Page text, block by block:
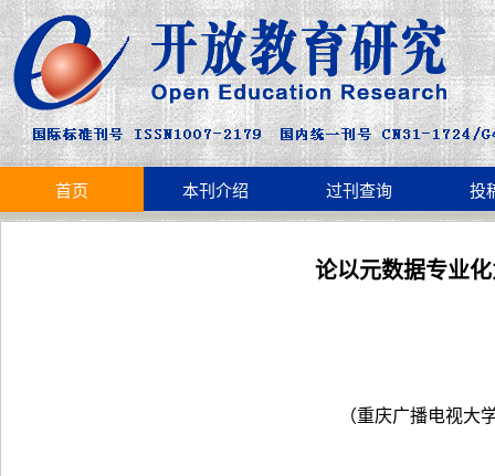
首页 本刊介绍 过刊查询 投
论以元数据专业
（重庆广播电视大